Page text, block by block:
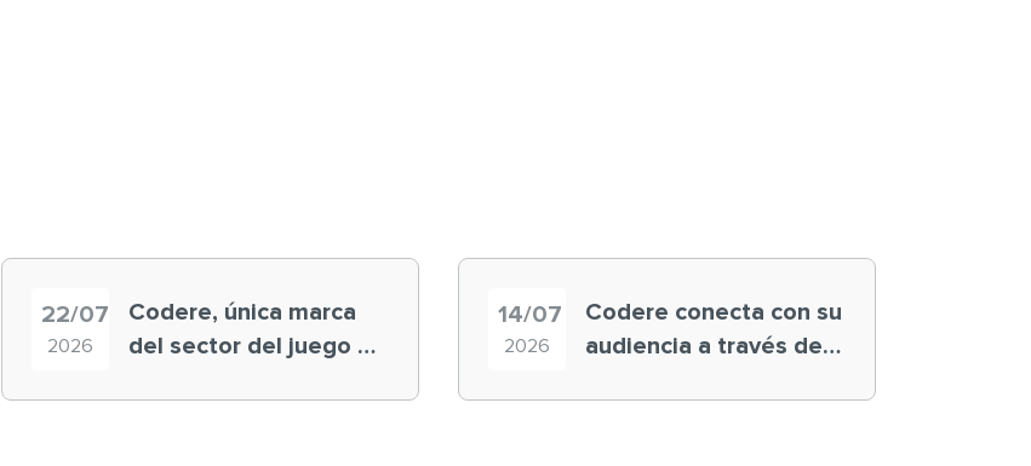
22/07
2026
Codere, única marca
del sector del juego en
14/07
2026
Codere conecta con su
audiencia a través de